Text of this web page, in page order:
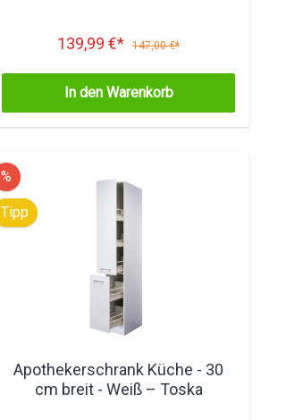
139,99 €* 147,00 €*
In den Warenkorb
%
Tipp
Apothekerschrank Küche - 30
cm breit - Weiß – Toska